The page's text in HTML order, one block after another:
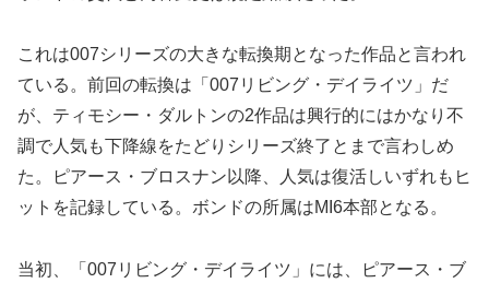
これは007シリーズの大きな転換期となった作品と言われ
ている。前回の転換は「007リビング・デイライツ」だ
が、ティモシー・ダルトンの2作品は興行的にはかなり不
調で人気も下降線をたどりシリーズ終了とまで言わしめ
た。ピアース・ブロスナン以降、人気は復活しいずれもヒ
ットを記録している。ボンドの所属はMI6本部となる。
当初、「007リビング・デイライツ」には、ピアース・ブ